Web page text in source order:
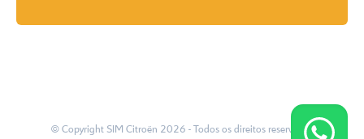
© Copyright SIM Citroën 2026 - Todos os direitos reservados